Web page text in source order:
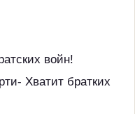
войн!
Хватит братких